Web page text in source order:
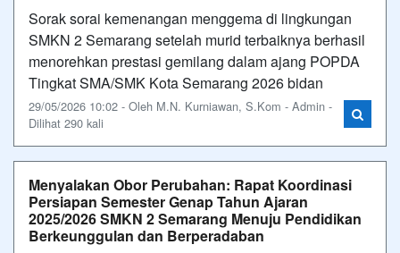
Sorak sorai kemenangan menggema di lingkungan
SMKN 2 Semarang setelah murid terbaiknya berhasil
menorehkan prestasi gemilang dalam ajang POPDA
Tingkat SMA/SMK Kota Semarang 2026 bidan
29/05/2026 10:02 - Oleh M.N. Kurniawan, S.Kom - Admin -
Dilihat 290 kali
Menyalakan Obor Perubahan: Rapat Koordinasi
Persiapan Semester Genap Tahun Ajaran
2025/2026 SMKN 2 Semarang Menuju Pendidikan
Berkeunggulan dan Berperadaban